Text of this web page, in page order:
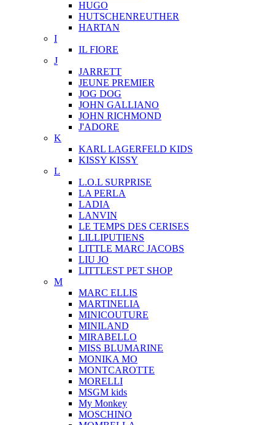
HUGO
HUTSCHENREUTHER
HARTAN
I
IL FIORE
J
JARRETT
JEUNE PREMIER
JOG DOG
JOHN GALLIANO
JOHN RICHMOND
J'ADORE
K
KARL LAGERFELD KIDS
KISSY KISSY
L
L.O.L SURPRISE
LA PERLA
LADIA
LANVIN
LE TEMPS DES CERISES
LILLIPUTIENS
LITTLE MARC JACOBS
LIU JO
LITTLEST PET SHOP
M
MARC ELLIS
MARTINELIA
MINICOUTURE
MINILAND
MIRABELLO
MISS BLUMARINE
MONIKA MO
MONTCAROTTE
MORELLI
MSGM kids
My Monkey
MOSCHINO